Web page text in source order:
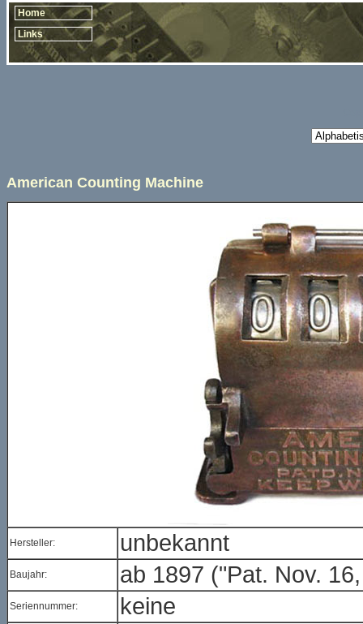
Home
Links
American Counting Machine
Hersteller: unbekannt
Baujahr: ab 1897 ("Pat. Nov.
Seriennummer: keine